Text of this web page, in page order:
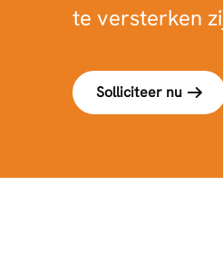
te versterken
Solliciteer nu